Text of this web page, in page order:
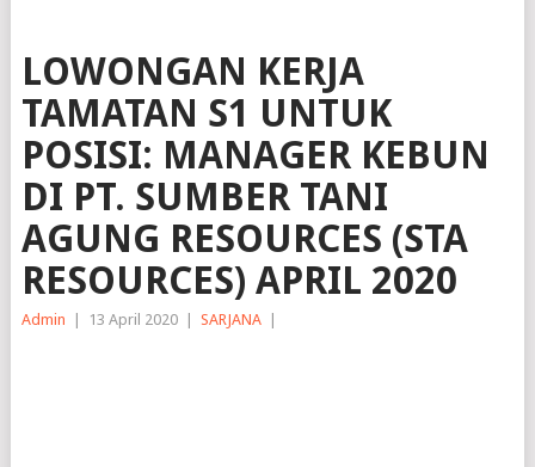
LOWONGAN KERJA
TAMATAN S1 UNTUK
POSISI: MANAGER KEBUN
DI PT. SUMBER TANI
AGUNG RESOURCES (STA
RESOURCES) APRIL 2020
Admin 13 April 2020 SARJANA